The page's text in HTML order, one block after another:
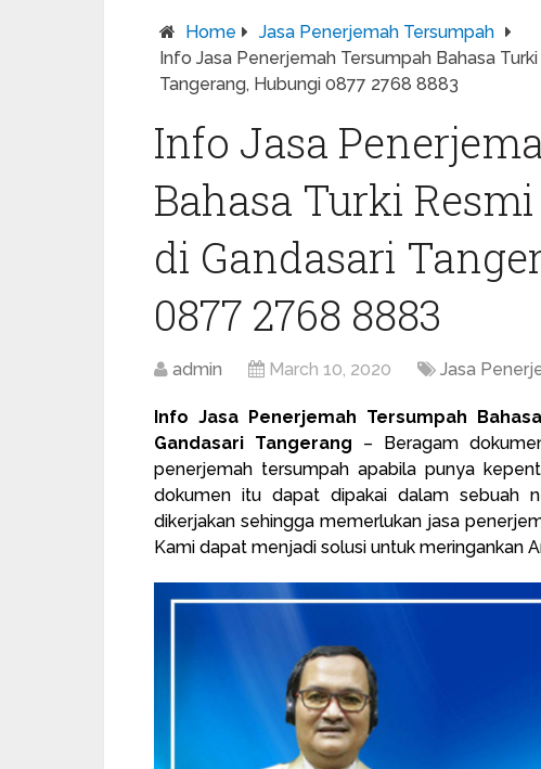
Home
Jasa Penerjemah Tersumpah
Info Jasa Penerjemah Tersumpah Bahasa
Tangerang, Hubungi 0877 2768 8883
Info Jasa
Bahasa Turki
di Gandasari
0877 2768 8883
admin March 10, 2020 Jasa
Info Jasa Penerjemah Tersumpah
Gandasari Tangerang – Beragam
penerjemah tersumpah apabila punya
dokumen itu dapat dipakai dalam sebuah
dikerjakan sehingga memerlukan jasa
Kami dapat menjadi solusi untuk meringankan